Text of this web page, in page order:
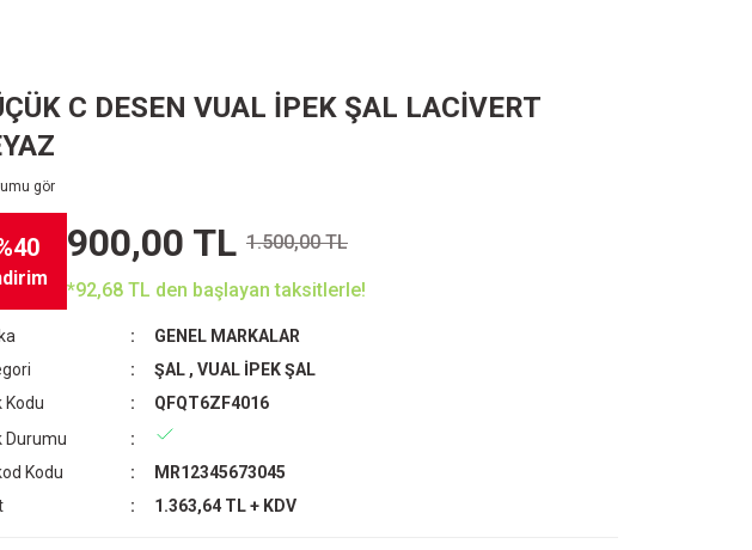
C DESEN VUAL İPEK ŞAL LACİVERT
gör
900,00 TL 1.500,00 TL
*92,68 TL den başlayan taksitlerle!
GENEL MARKALAR
ŞAL , VUAL İPEK ŞAL
Kodu
QFQT6ZF4016
Durumu
Kodu
MR12345673045
1.363,64 TL + KDV